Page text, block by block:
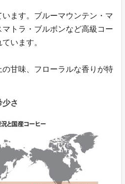
ます。ブルーマウンテン・マ
トラ・ブルボンなど高級コー
います。
甘味、フローラルな香りが特
少さ